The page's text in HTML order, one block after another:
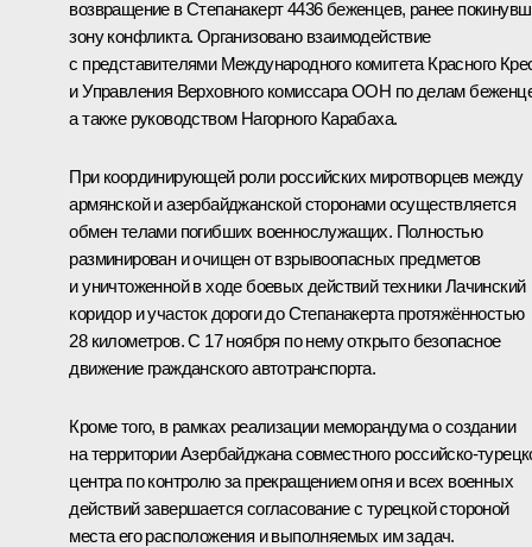
возвращение в Степанакерт 4436 беженцев, ранее
зону конфликта. Организовано взаимодействие
с представителями Международного комитета Красного
и Управления Верховного комиссара ООН по делам
а также руководством Нагорного Карабаха.
При координирующей роли российских миротворцев между
армянской и азербайджанской сторонами осуществляется
обмен телами погибших военнослужащих. Полностью
разминирован и очищен от взрывоопасных предметов
и уничтоженной в ходе боевых действий техники Лачинский
коридор и участок дороги до Степанакерта протяжённостью
28 километров. С 17 ноября по нему открыто безопасное
движение гражданского автотранспорта.
Кроме того, в рамках реализации меморандума о создании
на территории Азербайджана совместного российско-
центра по контролю за прекращением огня и всех военных
действий завершается согласование с турецкой стороной
места его расположения и выполняемых им задач.